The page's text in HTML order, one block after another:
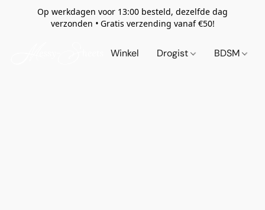
Op werkdagen voor 13:00 besteld, dezelfde dag
verzonden • Gratis verzending vanaf €50!
Winkel Drogist BDSM